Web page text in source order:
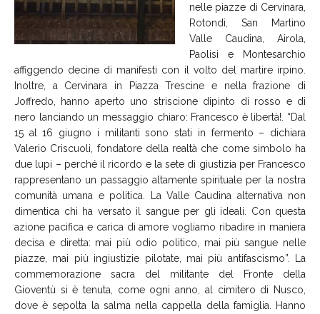
nelle piazze di Cervinara,
Rotondi, San Martino
Valle Caudina, Airola,
Paolisi e Montesarchio
affiggendo decine di manifesti con il volto del martire irpino.
Inoltre, a Cervinara in Piazza Trescine e nella frazione di
Joffredo, hanno aperto uno striscione dipinto di rosso e di
nero lanciando un messaggio chiaro: Francesco è libertà!. “Dal
15 al 16 giugno i militanti sono stati in fermento – dichiara
Valerio Criscuoli, fondatore della realtà che come simbolo ha
due lupi – perché il ricordo e la sete di giustizia per Francesco
rappresentano un passaggio altamente spirituale per la nostra
comunità umana e politica. La Valle Caudina alternativa non
dimentica chi ha versato il sangue per gli ideali. Con questa
azione pacifica e carica di amore vogliamo ribadire in maniera
decisa e diretta: mai più odio politico, mai più sangue nelle
piazze, mai più ingiustizie pilotate, mai più antifascismo”. La
commemorazione sacra del militante del Fronte della
Gioventù si è tenuta, come ogni anno, al cimitero di Nusco,
dove è sepolta la salma nella cappella della famiglia. Hanno